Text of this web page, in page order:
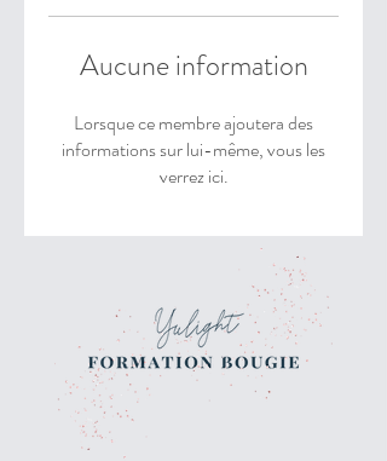
Aucune information
Lorsque ce membre ajoutera des
informations sur lui-même, vous les
verrez ici.